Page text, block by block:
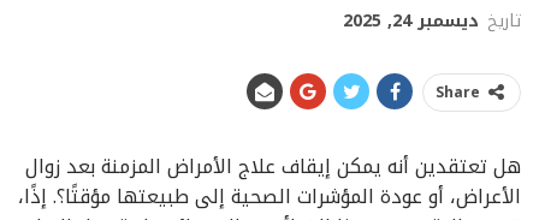
تاريخ ديسمبر 24, 2025
Share
هل تعتقدين أنه يمكن إيقاف علاج الأمراض المزمنة بعد زوال
الأعراض، أو عودة المؤشرات الصحية إلى طبيعتها مؤقتًا؟. إذًا،